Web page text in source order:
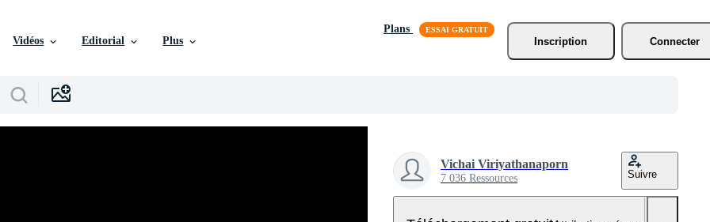
Vidéos Editorial Plus
Plans
Inscription
Connecter
Vichai Viriyathanaporn
7 036 Ressources Suivre